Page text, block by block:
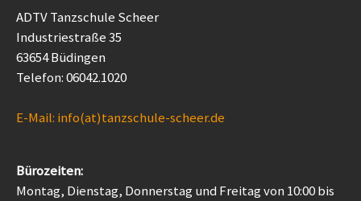
ADTV Tanzschule Scheer
Industriestraße 35
63654 Büdingen
Telefon: 06042.1020
E-Mail: info(at)tanzschule-scheer.de
Bürozeiten:
Montag, Dienstag, Donnerstag und Freitag von 10:00 bis